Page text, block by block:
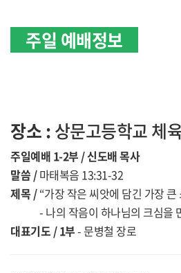
주일 예배정보
장소 :상문고등학교 체
주일예배 1-2부 / 신도배 목사
말씀 /마태복음 13:31-32
제목 /“가장 작은 씨앗에 담긴 가장 큰
- 나의 작음이 하나님의 크심을
대표기도 / 1부- 문병철 장로